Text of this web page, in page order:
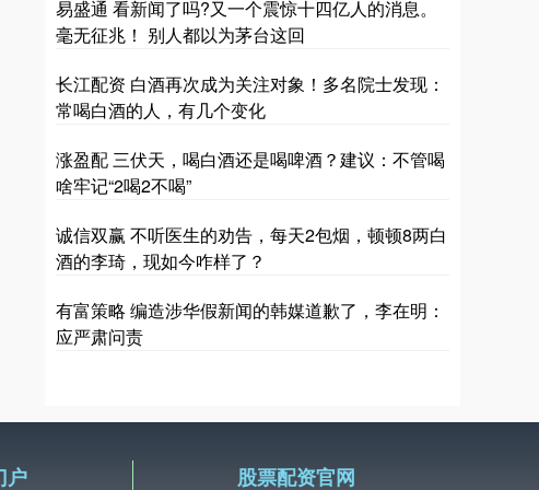
易盛通 看新闻了吗?又一个震惊十四亿人的消息。
毫无征兆！ 别人都以为茅台这回
长江配资 白酒再次成为关注对象！多名院士发现：
常喝白酒的人，有几个变化
涨盈配 三伏天，喝白酒还是喝啤酒？建议：不管喝
啥牢记“2喝2不喝”
诚信双赢 不听医生的劝告，每天2包烟，顿顿8两白
酒的李琦，现如今咋样了？
有富策略 编造涉华假新闻的韩媒道歉了，李在明：
应严肃问责
户 股票配资官网